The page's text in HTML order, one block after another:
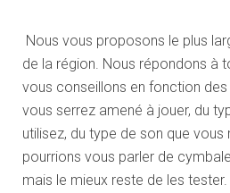
Nous vous proposons le plus
de la région. Nous répondons à
vous conseillons en fonction
vous serrez amené à jouer, du
utilisez, du type de son que vous
pourrions vous parler de
mais le mieux reste de les